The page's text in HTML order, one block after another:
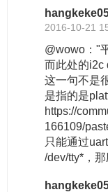
2016-10-21
@wowo："
而此处的i2c
这一句不是
是指的是
https://
166109/
只能通过
/dev/tty*，